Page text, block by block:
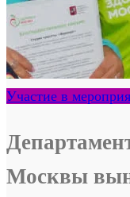
Участие в
Москвы